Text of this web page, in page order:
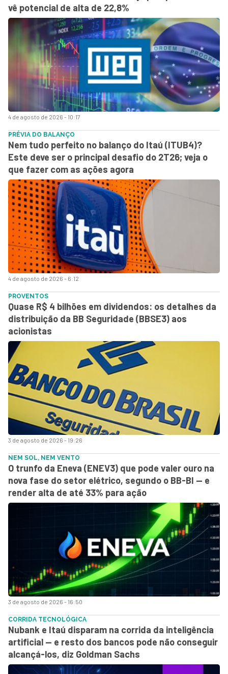
4 de agosto de 2026 - 10:17
vê potencial de alta de 22,8%
4 de agosto de 2026 - 6:12
PRÉVIA DO BALANÇO
Nem tudo perfeito no balanço do Itaú (ITUB4)?
Este deve ser o principal desafio do 2T26; veja o
que fazer com as ações agora
3 de agosto de 2026 - 19:26
PROVENTOS
Quase R$ 4 bilhões em dividendos: os detalhes da
distribuição da BB Seguridade (BBSE3) aos
acionistas
3 de agosto de 2026 - 16:50
NEM SOL, NEM VENTO
O trunfo da Eneva (ENEV3) que pode valer ouro na
nova fase do setor elétrico, segundo o BB-BI — e
render alta de até 33% para ação
CORRIDA TECNOLÓGICA
Nubank e Itaú disparam na corrida da inteligência
artificial — e resto dos bancos pode não conseguir
alcançá-los, diz Goldman Sachs